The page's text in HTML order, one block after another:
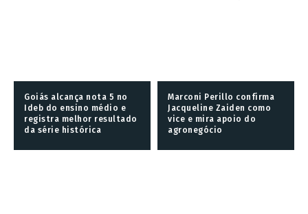
Goiás alcança nota 5 no
Ideb do ensino médio e
registra melhor resultado
da série histórica
Marconi Perillo confirma
Jacqueline Zaiden como
vice e mira apoio do
agronegócio